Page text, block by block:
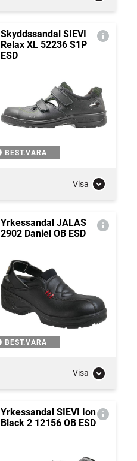
Skyddssandal SIEVI
Relax XL 52236 S1P
ESD
BEST.VARA
Visa
Yrkessandal JALAS
2902 Daniel OB ESD
BEST.VARA
Visa
Yrkessandal SIEVI Ion
Black 2 12156 OB ESD